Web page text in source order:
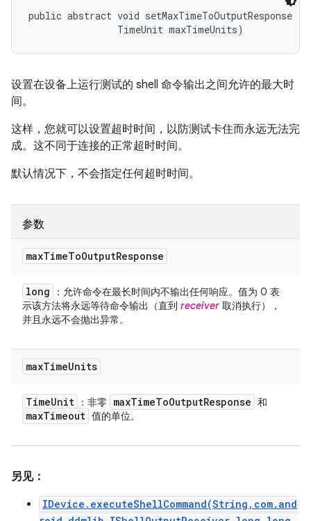
public abstract void setMaxTimeToOutputResponse
                TimeUnit maxTimeUnits)
设置在设备上运行测试的 shell 命令输出之间允许的最大时
间。
这样，您就可以设置超时时间，以防测试卡住而永远无法完
成。这不同于连接的正常超时时间。
默认情况下，不会指定任何超时时间。
参数
maxTimeToOutputResponse
long
：允许命令在最长时间内不输出任何响应。值为 0 表
示该方法将永远等待命令输出（直到 receiver 取消执行），
并且永远不会抛出异常。
maxTimeUnits
TimeUnit ：非零 maxTimeToOutputResponse 和
maxTimeout 值的单位。
另见：
IDevice.executeShellCommand(String,com.and